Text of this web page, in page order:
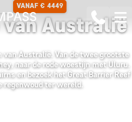
VANAF € 4449
Australië
van Australië. Van de twee grootste
naar de rode woestijn met Uluru.
en bezoek het Great Barrier Reef
regenwoud ter wereld.